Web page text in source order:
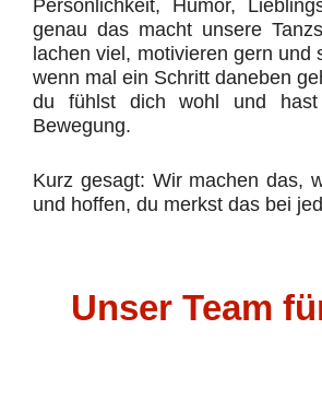
Persönlichkeit, Humor,
genau das macht unsere
lachen viel, motivieren gern und
wenn mal ein Schritt daneben
du fühlst dich wohl und
Bewegung.
Kurz gesagt: Wir machen das,
und hoffen, du merkst das bei
Unser Team